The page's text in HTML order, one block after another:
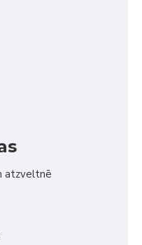
atzveltnē